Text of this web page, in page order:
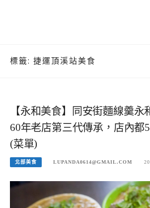
標籤: 捷運頂溪站美食
【永和美食】同安街麵線羹永
60年老店第三代傳承，店內都
(菜單)
北部美食 LUPANDA0614@GMAIL.COM